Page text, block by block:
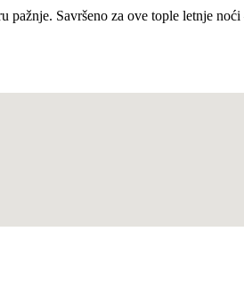
Savršeno za ove tople letnje